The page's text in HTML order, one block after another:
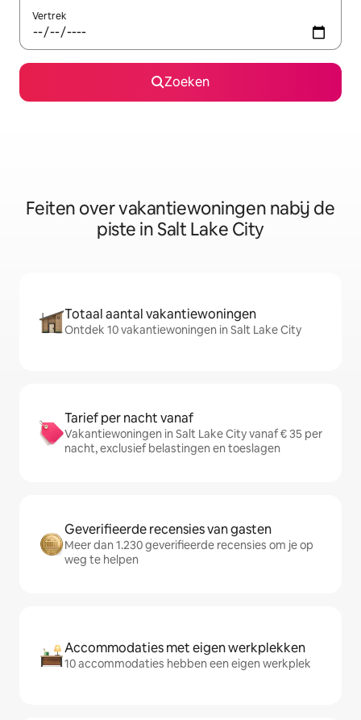
Vertrek
Zoeken
Feiten over vakantiewoningen nabij de
piste in Salt Lake City
Totaal aantal vakantiewoningen
Ontdek 10 vakantiewoningen in Salt Lake City
Tarief per nacht vanaf
Vakantiewoningen in Salt Lake City vanaf € 35 per
nacht, exclusief belastingen en toeslagen
Geverifieerde recensies van gasten
Meer dan 1.230 geverifieerde recensies om je op
weg te helpen
Accommodaties met eigen werkplekken
10 accommodaties hebben een eigen werkplek